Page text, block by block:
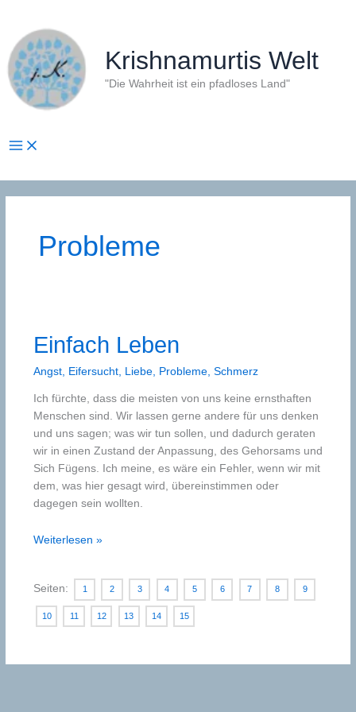
springen
Krishnamurtis Welt
"Die Wahrheit ist ein pfadloses Land"
Probleme
Einfach Leben
Angst, Eifersucht, Liebe, Probleme, Schmerz
Ich fürchte, dass die meisten von uns keine ernsthaften
Menschen sind. Wir lassen gerne andere für uns denken
und uns sagen; was wir tun sollen, und dadurch geraten
wir in einen Zustand der Anpassung, des Gehorsams und
Sich Fügens. Ich meine, es wäre ein Fehler, wenn wir mit
dem, was hier gesagt wird, übereinstimmen oder
dagegen sein wollten.
Einfach
Weiterlesen »
Seiten: 1 2 3 4 5 6 7 8 9
10 11 12 13 14 15